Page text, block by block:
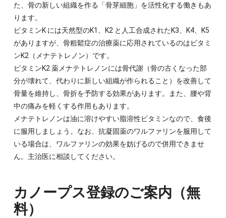
た、骨の新しい組織を作る「骨芽細胞」を活性化する働きもあ
ります。
ビタミンK には天然型のK1、K2 と人工合成されたK3、K4、K5
がありますが、骨粗鬆症の治療薬に応用されているのはビタミ
ンK2（メナテトレノン）です。
ビタミンK2 薬メナテトレノンには骨代謝（骨の古くなった部
分が壊れて、代わりに新しい組織が作られること）を改善して
骨量を維持し、骨折を予防する効果があります。また、腰や背
中の痛みを軽くする作用もあります。
メナテトレノンは油に溶けやすい脂溶性ビタミンなので、食後
に服用しましょう。なお、抗凝固薬のワルファリンを服用して
いる場合は、ワルファリンの効果を妨げるので併用できませ
ん。主治医に相談してください。
カノープス登録のご案内（無
料）